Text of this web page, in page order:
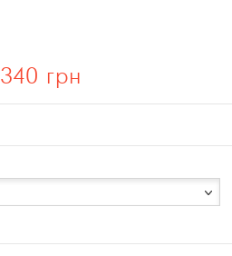
340 грн